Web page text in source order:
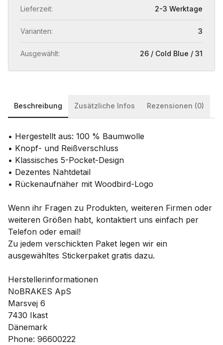
Lieferzeit: 2-3 Werktage
Varianten: 3
Ausgewählt: 26 / Cold Blue / 31
Beschreibung Zusätzliche Infos Rezensionen (0)
• Hergestellt aus: 100 % Baumwolle
• Knopf- und Reißverschluss
• Klassisches 5-Pocket-Design
• Dezentes Nahtdetail
• Rückenaufnäher mit Woodbird-Logo
Wenn ihr Fragen zu Produkten, weiteren Firmen oder
weiteren Größen habt, kontaktiert uns einfach per
Telefon oder email!
Zu jedem verschickten Paket legen wir ein
ausgewähltes Stickerpaket gratis dazu.
Herstellerinformationen
NoBRAKES ApS
Marsvej 6
7430 Ikast
Dänemark
Phone: 96600222